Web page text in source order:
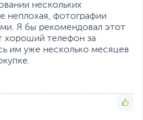
Wi-Fi,Bluetooth
2.4 ГГц, 5 ГГц
5.0
нескольких
неплохая, фотографии
Я бы рекомендовал этот
хороший телефон за
им уже несколько месяцев